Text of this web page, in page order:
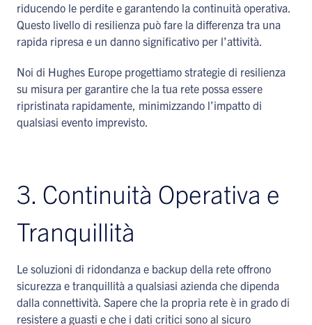
riducendo le perdite e garantendo la continuità operativa.
Questo livello di resilienza può fare la differenza tra una
rapida ripresa e un danno significativo per l’attività.
Noi di Hughes Europe progettiamo strategie di resilienza
su misura per garantire che la tua rete possa essere
ripristinata rapidamente, minimizzando l’impatto di
qualsiasi evento imprevisto.
3. Continuità Operativa e
Tranquillità
Le soluzioni di ridondanza e backup della rete offrono
sicurezza e tranquillità a qualsiasi azienda che dipenda
dalla connettività. Sapere che la propria rete è in grado di
resistere a guasti e che i dati critici sono al sicuro